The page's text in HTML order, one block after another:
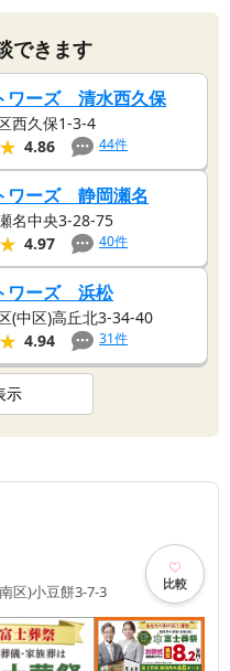
できます
ワーズ 清水西久保
西久保1-3-4
4.86 44件
ワーズ 静岡瀬名
名中央3-28-75
4.97 40件
ワーズ 浜松
(中区)高丘北3-34-40
4.94 31件
示
区)小豆餅3-7-3 比較